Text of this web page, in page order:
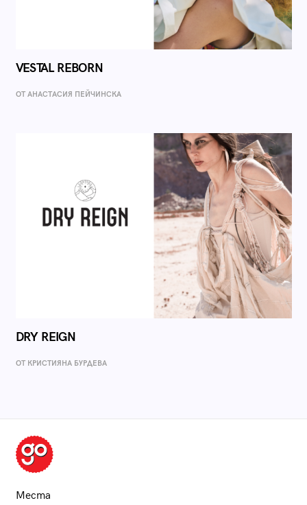
VESTAL REBORN
ОТ AНАСТАСИЯ ПЕЙЧИНСКА
DRY REIGN
ОТ КРИСТИЯНА БУРДЕВА
Места